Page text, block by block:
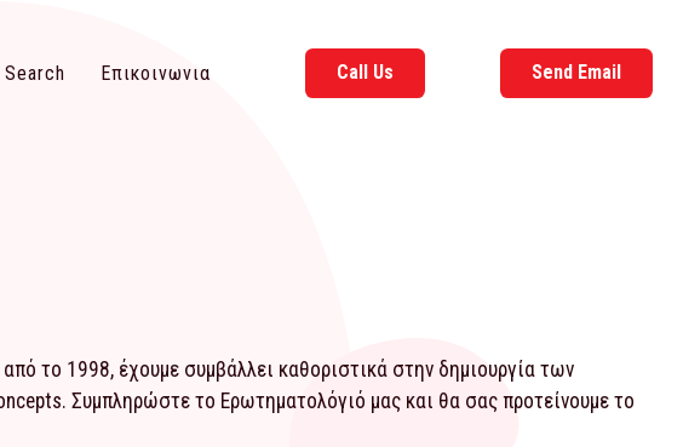
Search Επικοινωνια Call Us Send Email
το 1998, έχουμε συμβάλλει καθοριστικά στην δημιουργία των
Συμπληρώστε το Ερωτηματολόγιό μας και θα σας προτείνουμε το